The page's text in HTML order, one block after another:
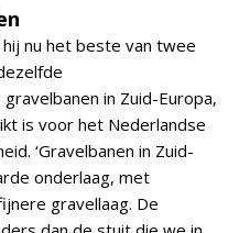
nu het beste van twee
in Zuid-Europa,
is voor het Nederlandse
‘Gravelbanen in Zuid-
onderlaag, met
gravellaag. De